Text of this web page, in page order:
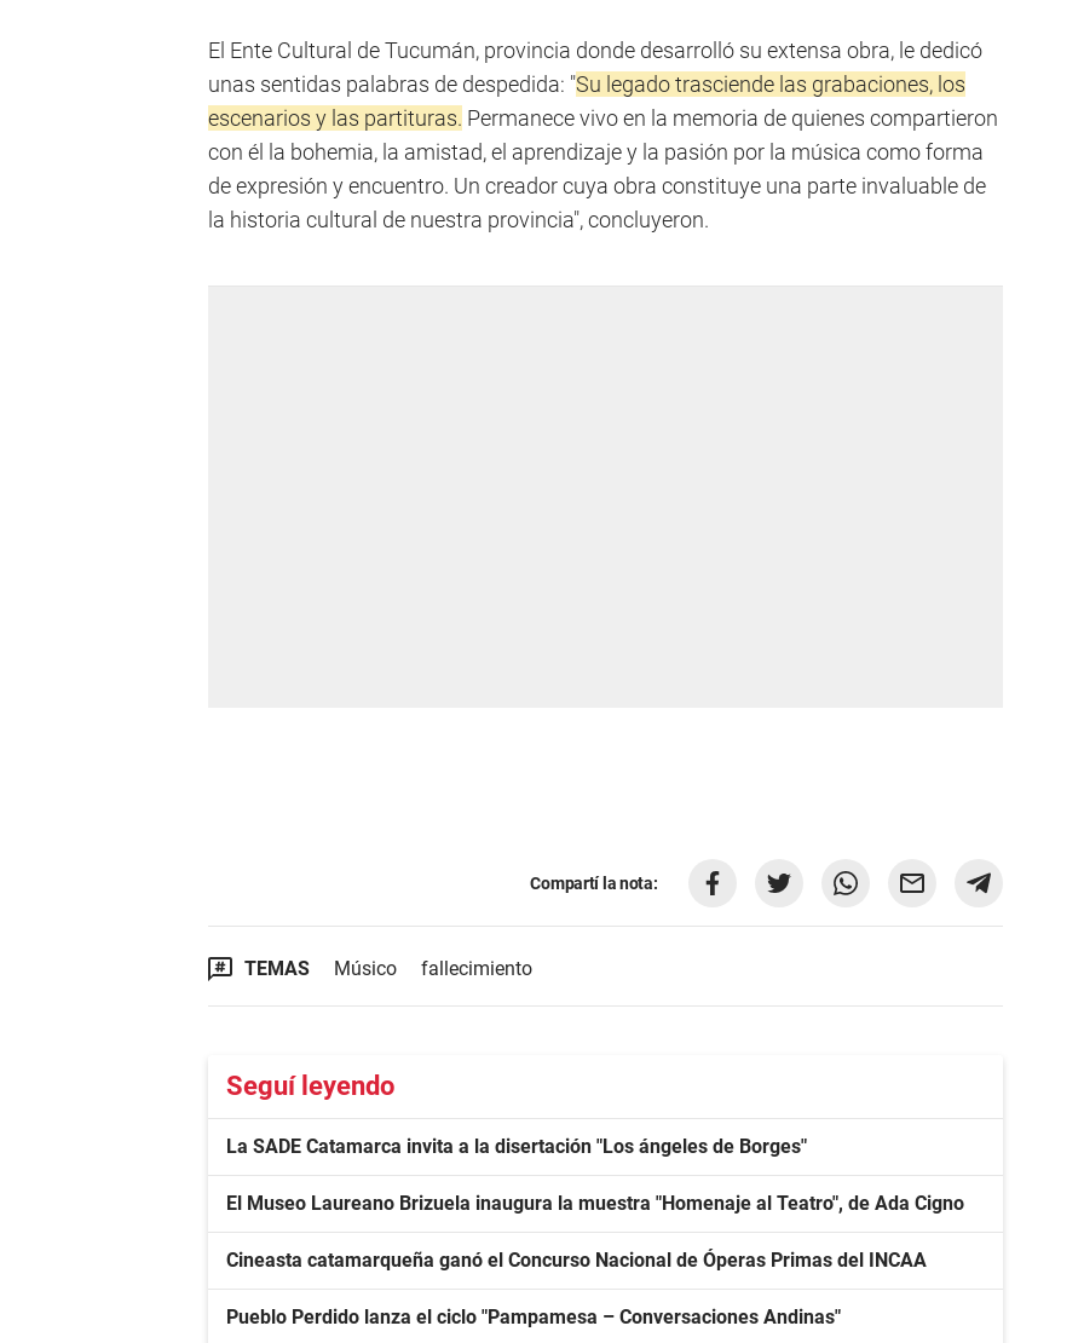
El Ente Cultural de Tucumán, provincia donde desarrolló su extensa obra, le dedicó
unas sentidas palabras de despedida: "Su legado trasciende las grabaciones, los
escenarios y las partituras. Permanece vivo en la memoria de quienes compartieron
con él la bohemia, la amistad, el aprendizaje y la pasión por la música como forma
de expresión y encuentro. Un creador cuya obra constituye una parte invaluable de
la historia cultural de nuestra provincia", concluyeron.
Compartí la nota:
TEMAS Músico fallecimiento
Seguí leyendo
La SADE Catamarca invita a la disertación "Los ángeles de Borges"
El Museo Laureano Brizuela inaugura la muestra "Homenaje al Teatro", de Ada Cigno
Cineasta catamarqueña ganó el Concurso Nacional de Óperas Primas del INCAA
Pueblo Perdido lanza el ciclo "Pampamesa – Conversaciones Andinas"